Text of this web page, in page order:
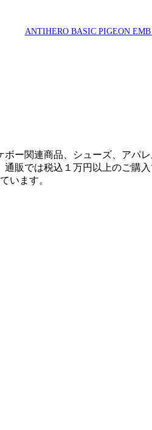
ANTIHERO BASIC PIGEON EMB
ー関連商品、シューズ、アパ
販では税込１万円以上のご購
います。